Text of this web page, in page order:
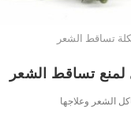
تساقط الشعر
لمنع تساقط الشعر
الشعر وعلاجها